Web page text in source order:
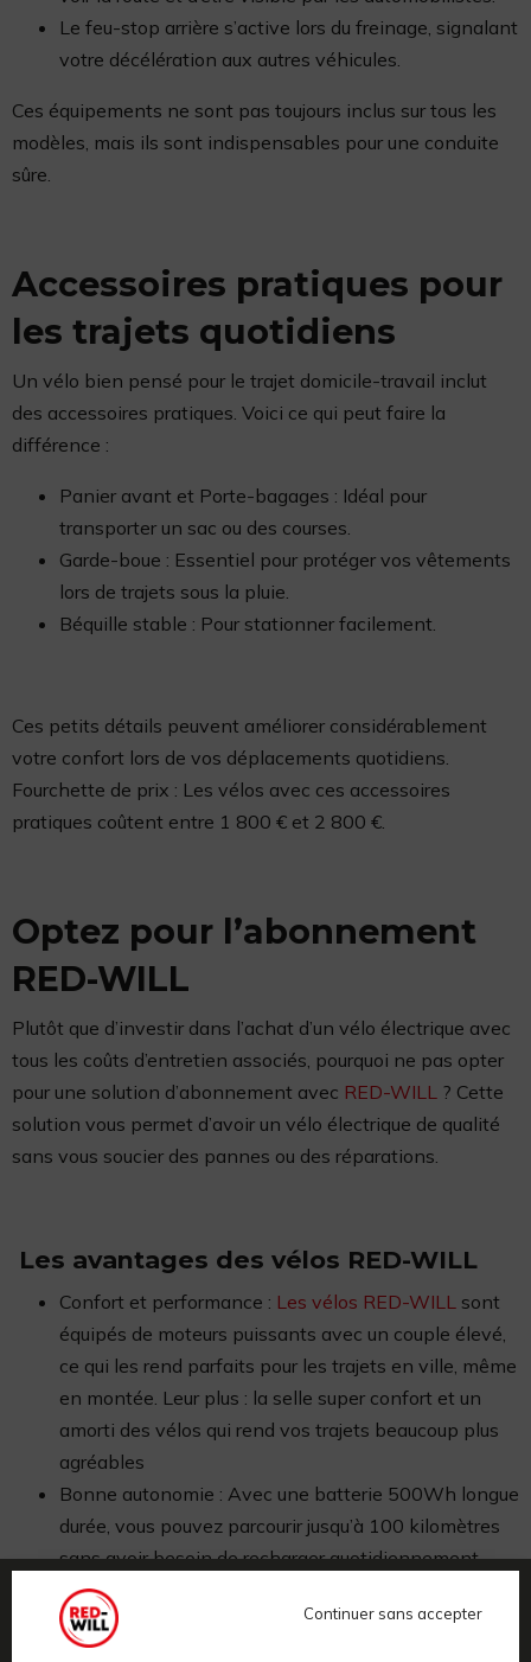
Continuer sans accepter
Le feu-stop arrière s’active lors du freinage, signalant
votre décélération aux autres véhicules.
Ces équipements ne sont pas toujours inclus sur tous les
modèles, mais ils sont indispensables pour une conduite
sûre.
Accessoires pratiques pour
les trajets quotidiens
Un vélo bien pensé pour le trajet domicile-travail inclut
des accessoires pratiques. Voici ce qui peut faire la
différence :
Panier avant et Porte-bagages : Idéal pour
transporter un sac ou des courses.
Garde-boue : Essentiel pour protéger vos vêtements
lors de trajets sous la pluie.
Béquille stable : Pour stationner facilement.
Ces petits détails peuvent améliorer considérablement
votre confort lors de vos déplacements quotidiens.
Fourchette de prix : Les vélos avec ces accessoires
pratiques coûtent entre 1 800 € et 2 800 €.
Optez pour l’abonnement
RED-WILL
Plutôt que d’investir dans l’achat d’un vélo électrique avec
tous les coûts d’entretien associés, pourquoi ne pas opter
pour une solution d’abonnement avec RED-WILL ? Cette
solution vous permet d’avoir un vélo électrique de qualité
sans vous soucier des pannes ou des réparations.
Les avantages des vélos RED-WILL
Confort et performance : Les vélos RED-WILL sont
équipés de moteurs puissants avec un couple élevé,
ce qui les rend parfaits pour les trajets en ville, même
en montée. Leur plus : la selle super confort et un
amorti des vélos qui rend vos trajets beaucoup plus
agréables
Bonne autonomie : Avec une batterie 500Wh longue
durée, vous pouvez parcourir jusqu’à 100 kilomètres
sans avoir besoin de recharger quotidiennement.
Sécurité optimale : Les vélos RED-WILL sont dotés
de freins à disque hydrauliques, d’un éclairage LED
puissant et d’un feu-stop arrière pour garantir votre